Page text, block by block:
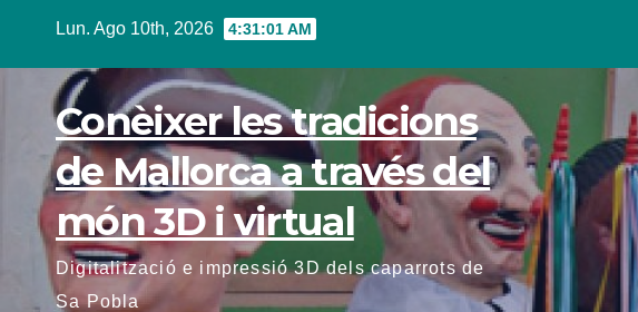
Lun. Ago 10th, 2026 4:31:02 AM
Conèixer les tradicions
de Mallorca a través del
món 3D i virtual
Digitalització e impressió 3D dels caparrots de
Sa Pobla